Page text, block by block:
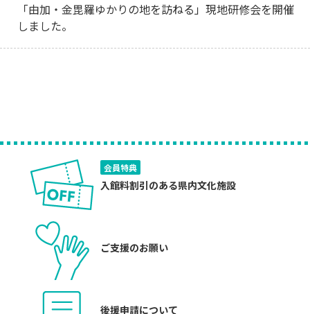
「由加・金毘羅ゆかりの地を訪ねる」現地研修会を開催
しました。
会員特典
入館料割引のある県内文化施設
ご支援のお願い
後援申請について